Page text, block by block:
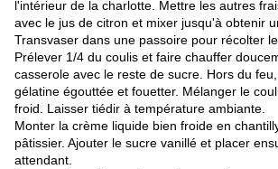
l'intérieur de la charlotte. Mettre les autres
avec le jus de citron et mixer jusqu'à obtenir
Transvaser dans une passoire pour récolter le
Prélever 1/4 du coulis et faire chauffer
casserole avec le reste de sucre. Hors du
gélatine égouttée et fouetter. Mélanger le
froid. Laisser tiédir à température ambiante.
Monter la crème liquide bien froide en
pâtissier. Ajouter le sucre vanillé et placer
attendant.